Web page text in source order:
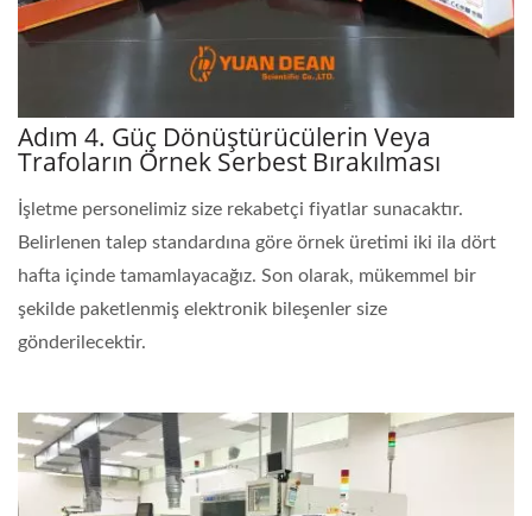
Adım 4. Güç Dönüştürücülerin Veya
Trafoların Örnek Serbest Bırakılması
İşletme personelimiz size rekabetçi fiyatlar sunacaktır.
Belirlenen talep standardına göre örnek üretimi iki ila dört
hafta içinde tamamlayacağız. Son olarak, mükemmel bir
şekilde paketlenmiş elektronik bileşenler size
gönderilecektir.